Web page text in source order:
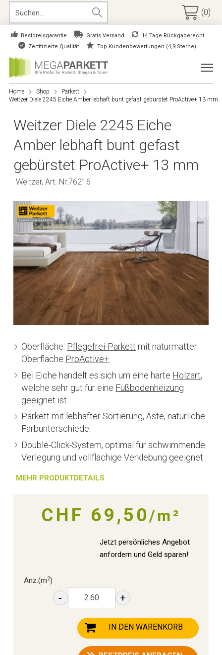
(0)
Bestpreisgarantie Gratis Versand
14 Tage Rückgaberecht
Zertifizierte Qualität
Top Kundenbewertungen (4,9 Sterne)
Home Shop
Parkett
Weitzer Diele 2245 Eiche Amber lebhaft bunt gefast gebürstet ProActive+ 13 mm
Weitzer Diele 2245 Eiche
Amber lebhaft bunt gefast
gebürstet ProActive+ 13 mm
Weitzer, Art. Nr.76216
Oberfläche: Pflegefrei-Parkett mit naturmatter
Oberfläche ProActive+.
Bei Eiche handelt es sich um eine harte Holzart,
welche sehr gut für eine Fußbodenheizung
geeignet ist.
Parkett mit lebhafter Sortierung, Äste, natürliche
Farbunterschiede.
Double-Click-System, optimal für schwimmende
Verlegung und vollflächige Verklebung geeignet.
MEHR PRODUKTDETAILS
CHF 69,50/m²
Jetzt persönliches Angebot
anfordern und Geld sparen!
Anz.(m2)
- +
IN DEN WARENKORB